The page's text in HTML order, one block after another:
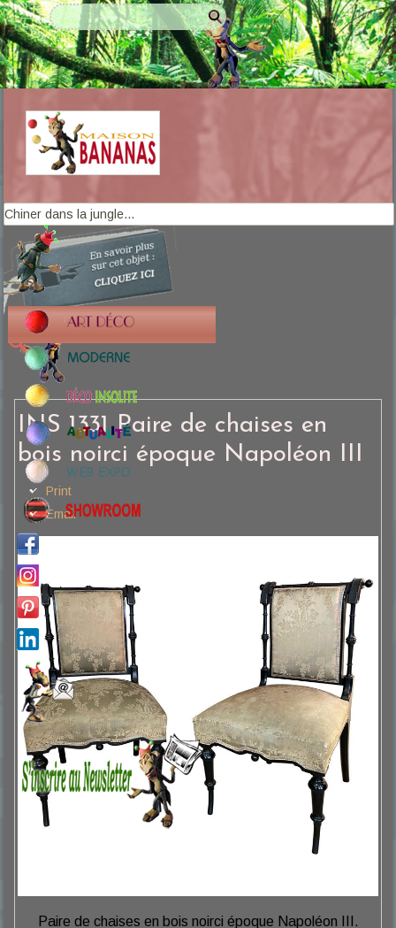
INS 1331 Paire de chaises en
bois noirci époque Napoléon III
Print
Email
Paire de chaises en bois noirci époque Napoléon III.